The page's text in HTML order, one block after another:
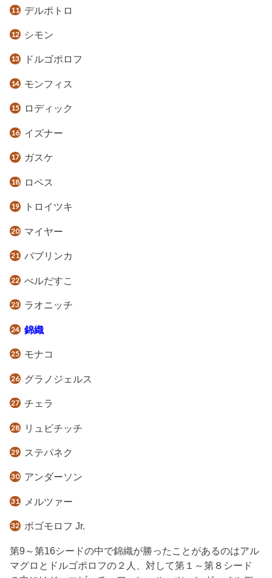
デルポトロ
シモン
ドルゴポロフ
モンフィス
ロディック
イズナー
ガスケ
ロペス
トロイツキ
マイヤー
バブリンカ
べルだすこ
ラオニッチ
錦織
モナコ
グラノジェルス
チェラ
リュビチッチ
ステパネク
アンダーソン
メルツァー
ボゴモロフ Jr.
第9～第16シードの中で錦織が勝ったことがあるのはアル
マグロとドルゴポロフの２人、対して第１～第８シード